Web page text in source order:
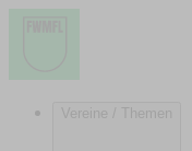
Vereine / Themen